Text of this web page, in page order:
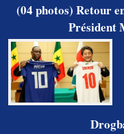
(04 photos) Retour
Président